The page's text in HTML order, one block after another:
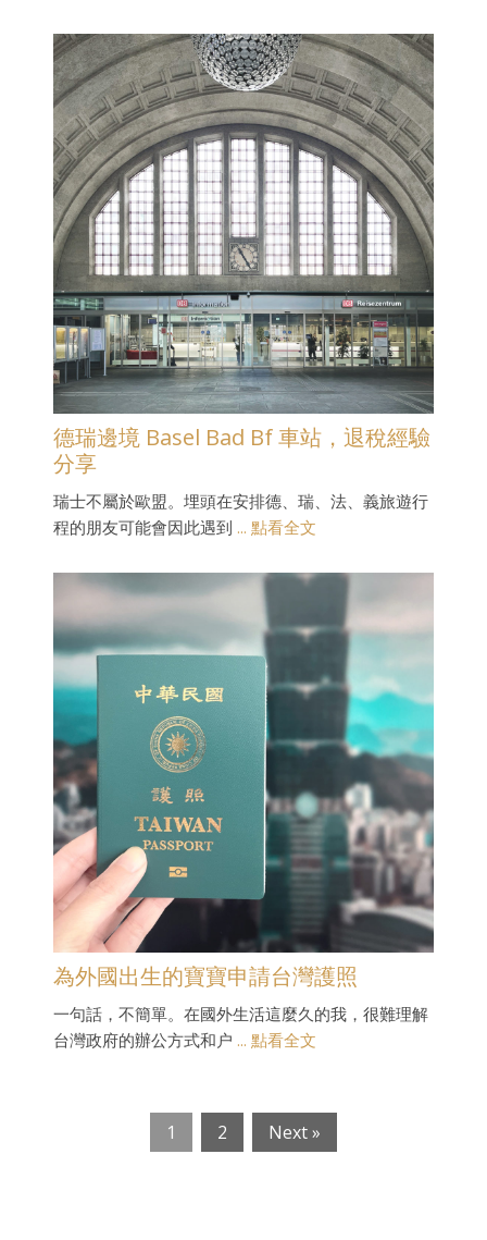
德瑞邊境 Basel Bad Bf 車站，退稅經驗
分享
瑞士不屬於歐盟。埋頭在安排德、瑞、法、義旅遊行
程的朋友可能會因此遇到 ... 點看全文
為外國出生的寶寶申請台灣護照
一句話，不簡單。在國外生活這麼久的我，很難理解
台灣政府的辦公方式和户 ... 點看全文
1 2 Next »